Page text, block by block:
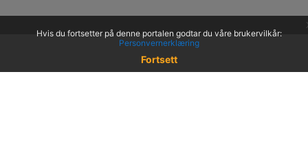
Hvis du fortsetter på denne portalen godtar du våre brukervilkår:
Personvernerklæring
Fortsett